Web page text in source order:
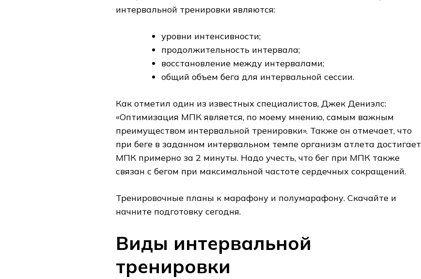
интервальной тренировки являются:
уровни интенсивности;
продолжительность интервала;
восстановление между интервалами;
общий объем бега для интервальной сессии.
Как отметил один из известных специалистов, Джек Дениэлс:
«Оптимизация МПК является, по моему мнению, самым важным
преимуществом интервальной тренировки». Также он отмечает, что
при беге в заданном интервальном темпе организм атлета достигает
МПК примерно за 2 минуты. Надо учесть, что бег при МПК также
связан с бегом при максимальной частоте сердечных сокращений.
Тренировочные планы к марафону и полумарафону. Скачайте и
начните подготовку сегодня.
Виды интервальной
тренировки